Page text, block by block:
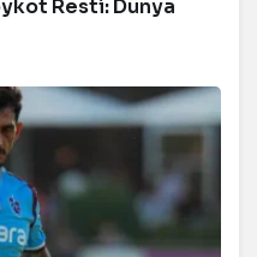
Resti: Dünya